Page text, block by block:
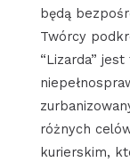
będą
Twórcy
“Lizarda”
różnych
kurierskim,